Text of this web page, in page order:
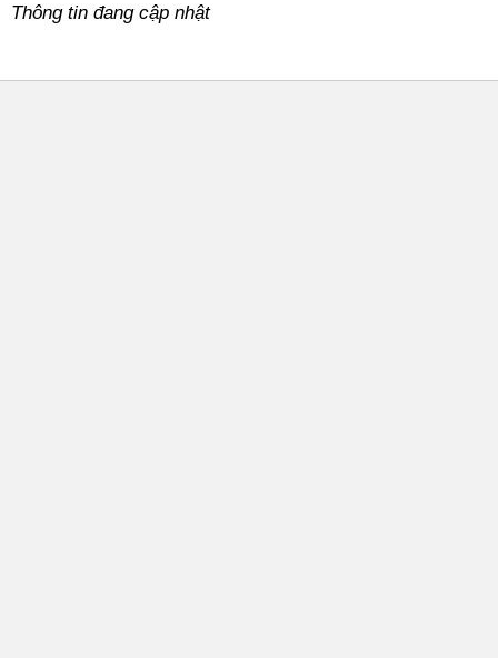
Thông tin đang cập nhật